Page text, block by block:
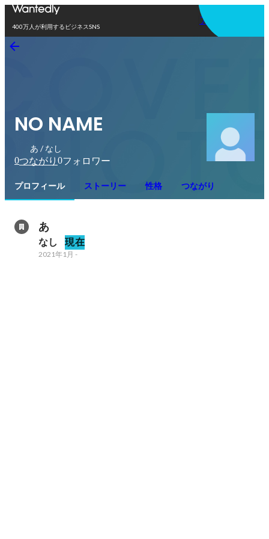
400万人が利用するビジネスSNS
アプリを使う
NO NAME
あ / なし
0つながり 0フォロワー
プロフィール ストーリー 性格 つながり
あ
なし 現在
2021年1月 -